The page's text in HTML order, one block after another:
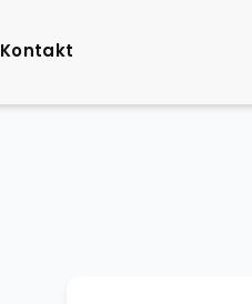
Kontakt